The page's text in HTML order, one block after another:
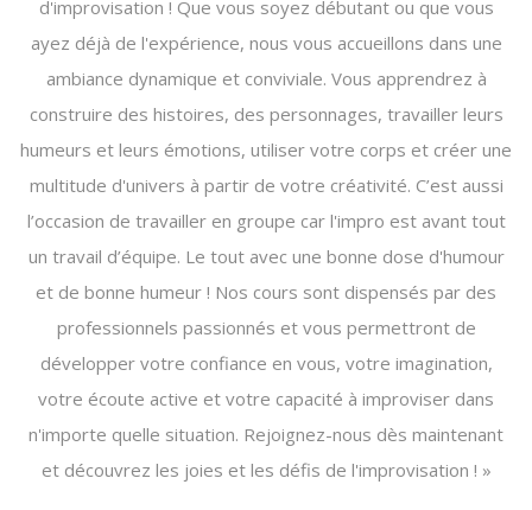
d'improvisation ! Que vous soyez débutant ou que vous
ayez déjà de l'expérience, nous vous accueillons dans une
ambiance dynamique et conviviale. Vous apprendrez à
construire des histoires, des personnages, travailler leurs
humeurs et leurs émotions, utiliser votre corps et créer une
multitude d'univers à partir de votre créativité. C’est aussi
l’occasion de travailler en groupe car l'impro est avant tout
un travail d’équipe. Le tout avec une bonne dose d'humour
et de bonne humeur ! Nos cours sont dispensés par des
professionnels passionnés et vous permettront de
développer votre confiance en vous, votre imagination,
votre écoute active et votre capacité à improviser dans
n'importe quelle situation. Rejoignez-nous dès maintenant
et découvrez les joies et les défis de l'improvisation ! »